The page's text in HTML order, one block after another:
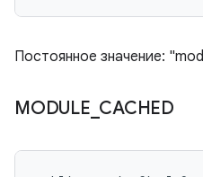
Постоянное значение:
MODULE CACHED